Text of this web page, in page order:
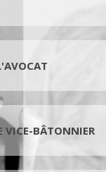
VICE-BÂTONNIER